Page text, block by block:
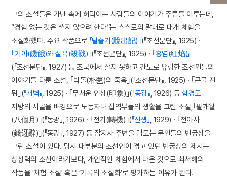
그의 소설들은 가난 속에 허덕이는 사람들의 이야기가 주류를 이루는데,
“경험 없는 것은 쓰지 않으려 한다”는 스스로의 말대로 대개 체험을
소설화했다. 주요 작품으로 「탈출기(脫出記)｣(『조선문단』, 1925) ·
｢기아(饑餓)와 살육(殺戮)｣(『조선문단』, 1925) · ｢홍염(紅焰)」
(『조선문단』, 1927) 등 조국에서 살지 못하고 간도로 유랑한 조선인들의
이야기를 다룬 소설, ｢박돌(朴乭)의 죽음｣(『조선문단』, 1925) · ｢큰물 진
뒤｣(『개벽』, 1925) · ｢무서운 인상(印象)｣(『동광』, 1926) 등함경도
지방의 시골을 배경으로 노동자나 잡역부들의 생활을 그린 소설,｢팔개월
(八個月)｣(『동광』, 1926) · ｢전기(轉機)｣(『신생』, 1929) · ｢전아사
(錢迓辭)｣(『동광』, 1927) 등 잡지사 주변을 맴도는 문인들의 빈궁상을
그린 소설이 있다. 당시 대부분의 조선인이 겪고 있던 빈궁상의 제시는
상상력의 소산이라기보다, 개인적인 체험에서 나온 것으로 최서해의
작품을 '체험 소설' 혹은 ‘기록의 소설화’로 평가하는 이유가 된다.